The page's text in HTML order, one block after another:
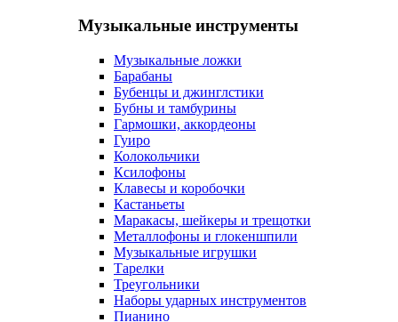
Музыкальные инструменты
Музыкальные ложки
Барабаны
Бубенцы и джинглстики
Бубны и тамбурины
Гармошки, аккордеоны
Гуиро
Колокольчики
Ксилофоны
Клавесы и коробочки
Кастаньеты
Маракасы, шейкеры и трещотки
Металлофоны и глокеншпили
Музыкальные игрушки
Тарелки
Треугольники
Наборы ударных инструментов
Пианино